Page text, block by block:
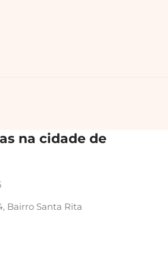
na cidade de
Bairro Santa Rita